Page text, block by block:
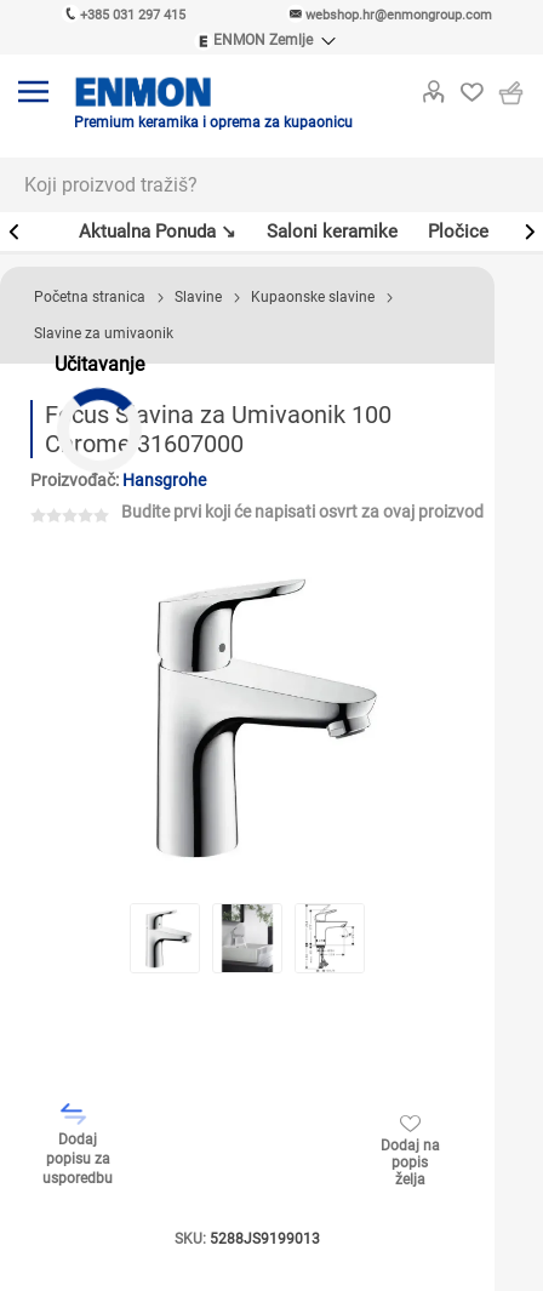
+385 031 297 415 webshop.hr@enmongroup.com
ENMON Zemlje
ENMON MKD
Premium keramika i oprema za kupaonicu
Aktualna Ponuda ↘ Saloni keramike Pločice
Učitavanje
Početna stranica Slavine Kupaonske slavine
Slavine za umivaonik
Focus Slavina za Umivaonik 100
Chrome 31607000
Proizvođač: Hansgrohe
Budite prvi koji će napisati osvrt za ovaj proizvod
Dodaj
popisu za
usporedbu
Dodaj na
popis
želja
SKU: 5288JS9199013